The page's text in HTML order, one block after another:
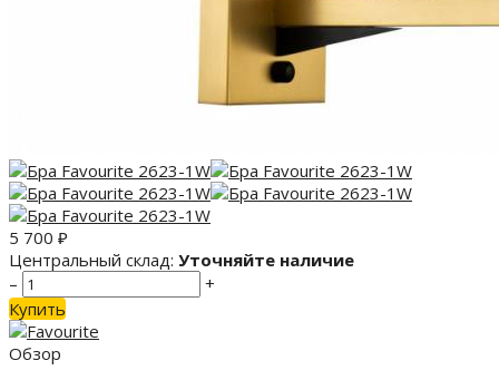
5 700 ₽
Центральный склад: Уточняйте наличие
–
+
Купить
Обзор